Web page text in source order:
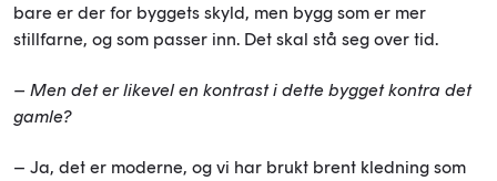
bare er der for byggets skyld, men bygg som er mer
stillfarne, og som passer inn. Det skal stå seg over tid.
– Men det er likevel en kontrast i dette bygget kontra det
gamle?
– Ja, det er moderne, og vi har brukt brent kledning som